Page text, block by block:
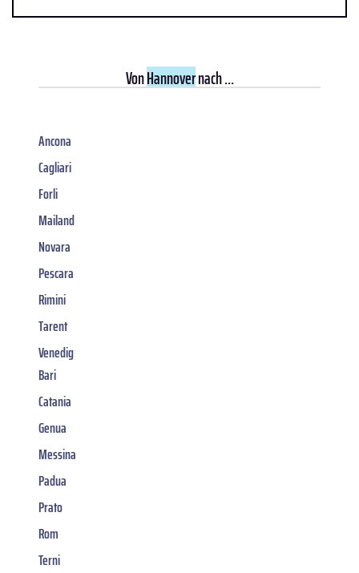
VonHannovernach ...
Ancona
Cagliari
Forli
Mailand
Novara
Pescara
Rimini
Tarent
Venedig
Bari
Catania
Genua
Messina
Padua
Prato
Rom
Terni